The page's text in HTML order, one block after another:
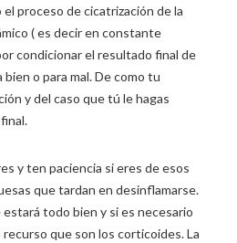
proceso de cicatrización de la
( es decir en constante
condicionar el resultado final de
o para mal. De como tu
y del caso que tú le hagas
y ten paciencia si eres de esos
que tardan en desinflamarse.
todo bien y si es necesario
que son los corticoides. La